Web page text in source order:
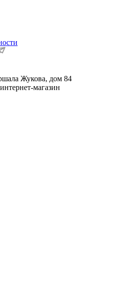
Жукова, дом 84
магазин